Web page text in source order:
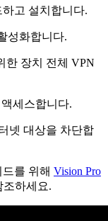
하고 설치합니다.
성화합니다.
한 장치 전체 VPN
세스합니다.
넷 대상을 차단합
를 위해 Vision Pro
조하세요.